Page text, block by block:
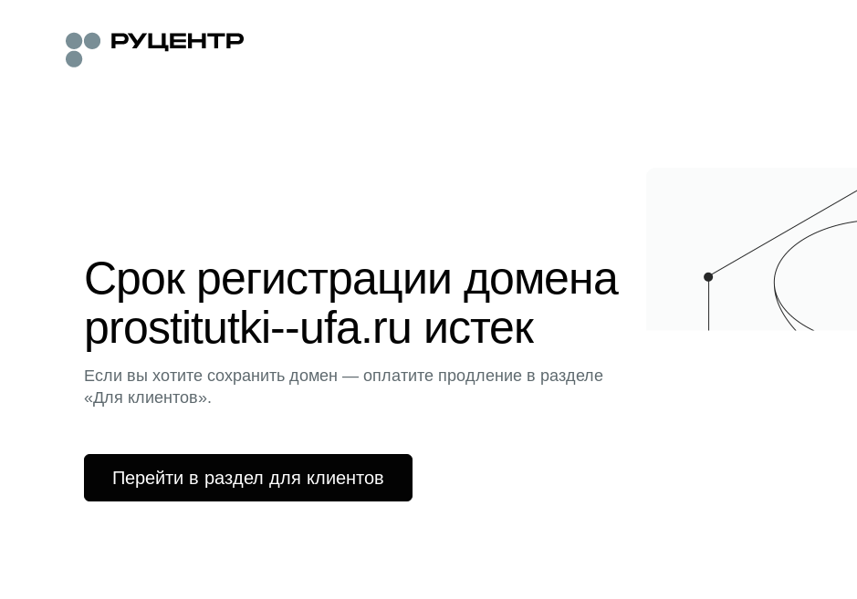
Срок регистрации домена
prostitutki--ufa.ru истек
Если вы хотите сохранить домен — оплатите продление в разделе
«Для клиентов».
Перейти в раздел для клиентов